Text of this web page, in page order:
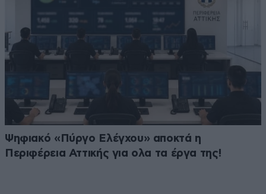
Ψηφιακό «Πύργο Ελέγχου» αποκτά η
Περιφέρεια Αττικής για ολα τα έργα της!